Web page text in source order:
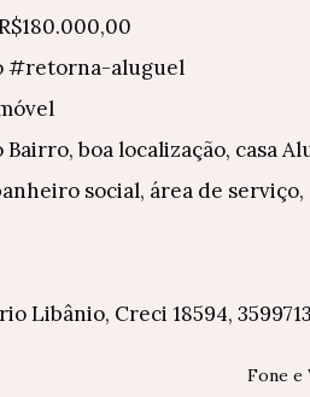
#retorna-aluguel
Bairro, boa localização, casa
social, área de serviço,
Libânio, Creci 18594,
Fone e